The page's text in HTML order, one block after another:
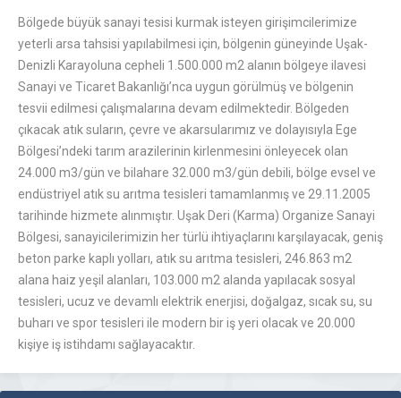
Bölgede büyük sanayi tesisi kurmak isteyen girişimcilerimize
yeterli arsa tahsisi yapılabilmesi için, bölgenin güneyinde Uşak-
Denizli Karayoluna cepheli 1.500.000 m2 alanın bölgeye ilavesi
Sanayi ve Ticaret Bakanlığı’nca uygun görülmüş ve bölgenin
tesvii edilmesi çalışmalarına devam edilmektedir. Bölgeden
çıkacak atık suların, çevre ve akarsularımız ve dolayısıyla Ege
Bölgesi’ndeki tarım arazilerinin kirlenmesini önleyecek olan
24.000 m3/gün ve bilahare 32.000 m3/gün debili, bölge evsel ve
endüstriyel atık su arıtma tesisleri tamamlanmış ve 29.11.2005
tarihinde hizmete alınmıştır. Uşak Deri (Karma) Organize Sanayi
Bölgesi, sanayicilerimizin her türlü ihtiyaçlarını karşılayacak, geniş
beton parke kaplı yolları, atık su arıtma tesisleri, 246.863 m2
alana haiz yeşil alanları, 103.000 m2 alanda yapılacak sosyal
tesisleri, ucuz ve devamlı elektrik enerjisi, doğalgaz, sıcak su, su
buharı ve spor tesisleri ile modern bir iş yeri olacak ve 20.000
kişiye iş istihdamı sağlayacaktır.